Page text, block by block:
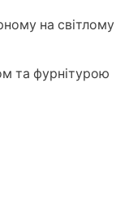
на світлому
та фурнітурою